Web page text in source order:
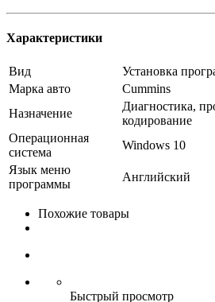
Характеристики
Вид
Установка
Марка авто
Cummins
Назначение
Диагностика,
кодирование
Операционная
система
Windows 10
Язык меню
программы
Английский
Похожие товары
Быстрый просмотр